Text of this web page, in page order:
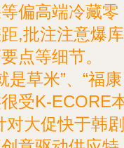
偏高端冷藏零
,批注注意爆库
点等细节。
草米”、“福康
受K-ECORE
对大促快于韩剧